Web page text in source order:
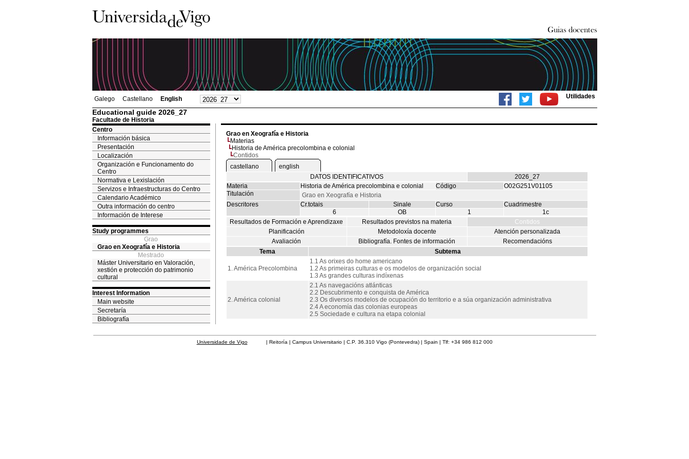
Galego Castellano English Utilidades
Educational guide 2026_27
Facultade de Historia
Centro
Información básica
Presentación
Localización
Organización e Funcionamento do
Centro
Normativa e Lexislación
Servizos e Infraestructuras do Centro
Calendario Académico
Outra información do centro
Información de Interese
Study programmes
Grao
Grao en Xeografía e Historia
Mestrado
Máster Universitario en Valoración,
xestión e protección do patrimonio
cultural
Interest Information
Main website
Secretaría
Bibliografía
Grao en Xeografía e Historia
Materias
Historia de América precolombina e colonial
Contidos
castellano
english
DATOS IDENTIFICATIVOS
2026_27
Materia
Historia de América precolombina e colonial Código
O02G251V01105
Titulación
Grao en Xeografía e Historia
Descritores
Cr.totais Sinale Curso
Cuadrimestre
6
OB 1
1c
Resultados de Formación e Aprendizaxe
Resultados previstos na materia
Contidos
Planificación
Metodoloxía docente
Atención personalizada
Avaliación
Bibliografía. Fontes de información
Recomendacións
Tema
Subtema
1. América Precolombina
1.1 As orixes do home americano
1.2 As primeiras culturas e os modelos de organización social
1.3 As grandes culturas indíxenas
2. América colonial
2.1 As navegacións atlánticas
2.2 Descubrimento e conquista de América
2.3 Os diversos modelos de ocupación do territorio e a súa organización administrativa
2.4 A economía das colonias europeas
2.5 Sociedade e cultura na etapa colonial
Universidade de Vigo| Reitoría | Campus Universitario | C.P. 36.310 Vigo (Pontevedra) | Spain | Tlf: +34 986 812 000